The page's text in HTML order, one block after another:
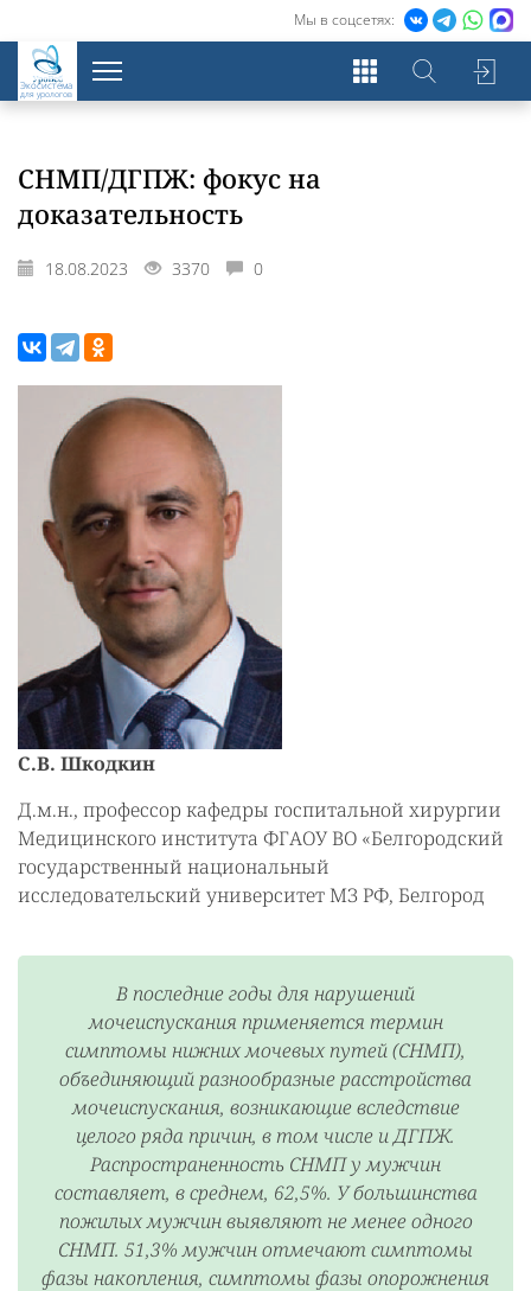
Мы в соцсетях:
Экосистема
для урологов
СНМП/ДГПЖ: фокус на
доказательность
18.08.2023 3370 0
С.В. Шкодкин
Д.м.н., профессор кафедры госпитальной хирургии
Медицинского института ФГАОУ ВО «Белгородский
государственный национальный
исследовательский университет МЗ РФ, Белгород
В последние годы для нарушений
мочеиспускания применяется термин
симптомы нижних мочевых путей (СНМП),
объединяющий разнообразные расстройства
мочеиспускания, возникающие вследствие
целого ряда причин, в том числе и ДГПЖ.
Распространенность СНМП у мужчин
составляет, в среднем, 62,5%. У большинства
пожилых мужчин выявляют не менее одного
СНМП. 51,3% мужчин отмечают симптомы
фазы накопления, симптомы фазы опорожнения